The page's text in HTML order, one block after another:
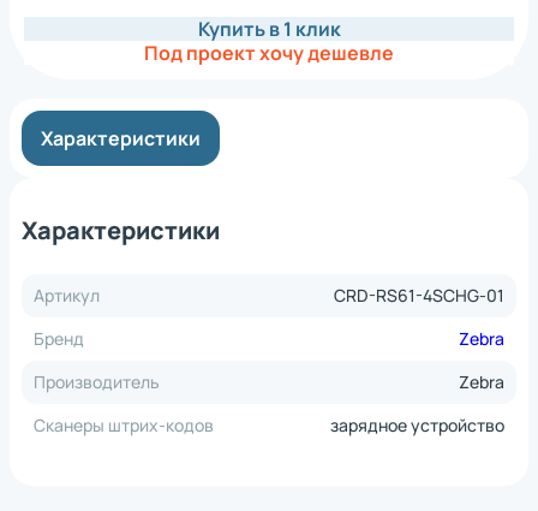
Купить в 1 клик
Под проект хочу дешевле
Характеристики
Характеристики
Артикул
CRD-RS61-4SCHG-01
Бренд
Zebra
Производитель
Zebra
Сканеры штрих-кодов
зарядное устройство